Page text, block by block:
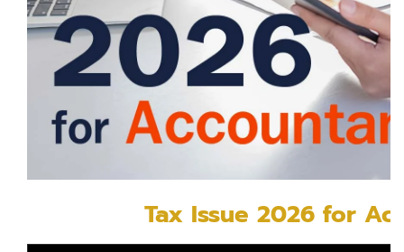
Tax Issue 2026 for